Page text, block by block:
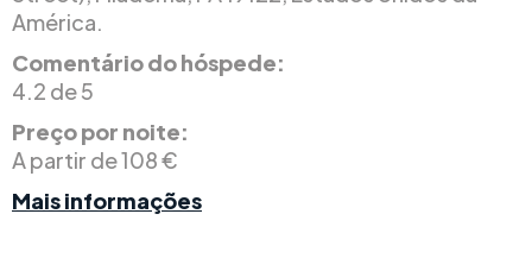
América.
Comentário do hóspede:
4.2 de 5
Preço por noite:
A partir de 108 €
Mais informações